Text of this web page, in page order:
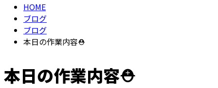
HOME
ブログ
ブログ
本日の作業内容⛑️
本日の作業内容⛑️